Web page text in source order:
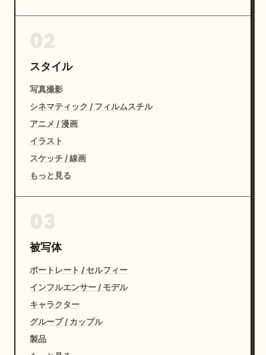
スタイル
写真撮影
シネマティック / フィルムスチル
アニメ / 漫画
イラスト
スケッチ / 線画
もっと見る
被写体
ポートレート / セルフィー
インフルエンサー / モデル
キャラクター
グループ / カップル
製品